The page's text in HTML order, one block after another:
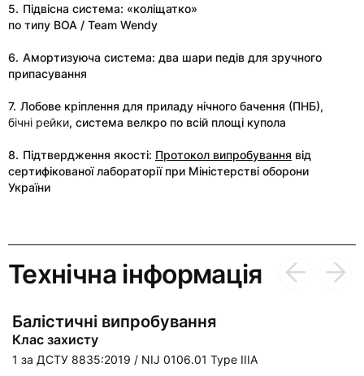
5. Підвісна система: «коліщатко»
по типу BOA / Team Wendy
6. Амортизуюча система: два шари педів для зручного
припасування
7. Лобове кріплення для приладу нічного бачення (ПНБ),
бічні рейки, система велкро по всій площі купола
8. Підтвердження якості: Протокол випробування від
сертифікованої лабораторії при Міністерстві оборони
України
Технічна інформація
Балістичні випробування
Клас захисту
1 за ДСТУ 8835:2019 / NIJ 0106.01 Type IIIA